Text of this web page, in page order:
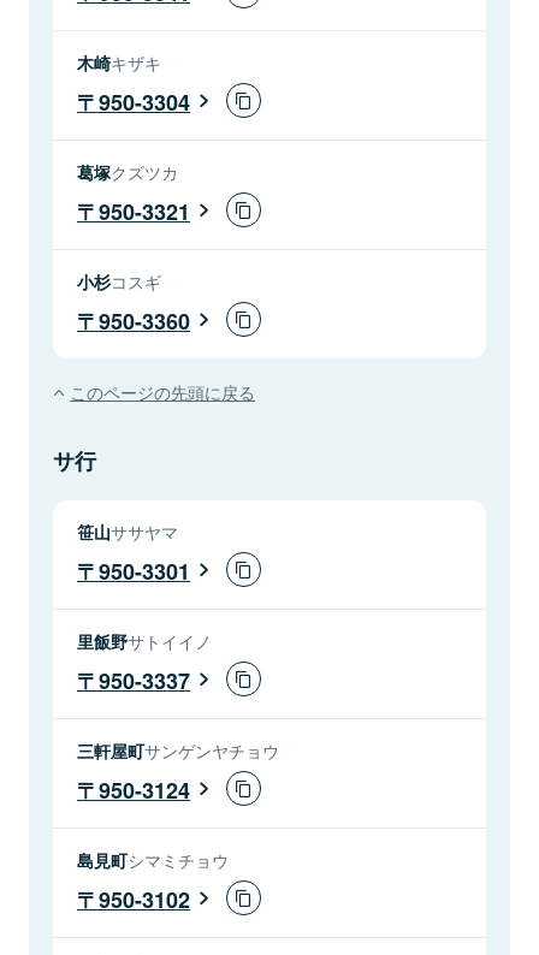
木崎キザキ
950-3304
葛塚クズツカ
950-3321
小杉コスギ
950-3360
このページの先頭に戻る
サ行
笹山ササヤマ
950-3301
里飯野サトイイノ
950-3337
三軒屋町サンゲンヤチョウ
950-3124
島見町シマミチョウ
950-3102